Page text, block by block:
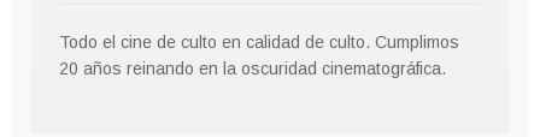
Todo el cine de culto en calidad de culto. Cumplimos
20 años reinando en la oscuridad cinematográfica.